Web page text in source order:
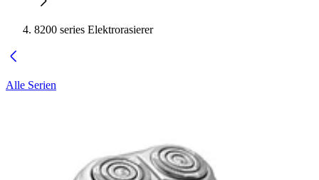
8200 series Elektrorasierer
Alle Serien